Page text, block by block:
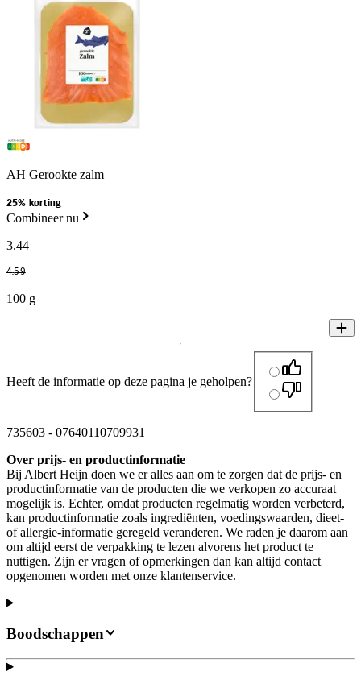
AH Gerookte zalm
25% korting
Combineer nu
3.44
4.59
100 g
Heeft de informatie op deze pagina je geholpen?
735603 - 07640110709931
Over prijs- en productinformatie
Bij Albert Heijn doen we er alles aan om te zorgen dat de prijs- en
productinformatie van de producten die we verkopen zo accuraat
mogelijk is. Echter, omdat producten regelmatig worden verbeterd,
kan productinformatie zoals ingrediënten, voedingswaarden, dieet-
of allergie-informatie geregeld veranderen. We raden je daarom aan
om altijd eerst de verpakking te lezen alvorens het product te
nuttigen. Zijn er vragen of opmerkingen dan kan altijd contact
opgenomen worden met onze klantenservice.
Boodschappen